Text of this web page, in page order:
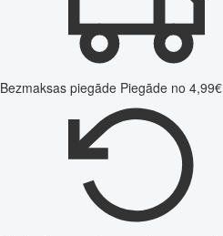
Bezmaksas piegāde Piegāde no 4,99€